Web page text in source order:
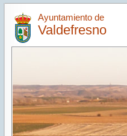
Ayuntamiento de
Valdefresno